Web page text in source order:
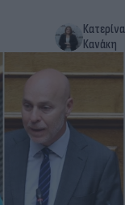
Κατερίνα
Κανάκη